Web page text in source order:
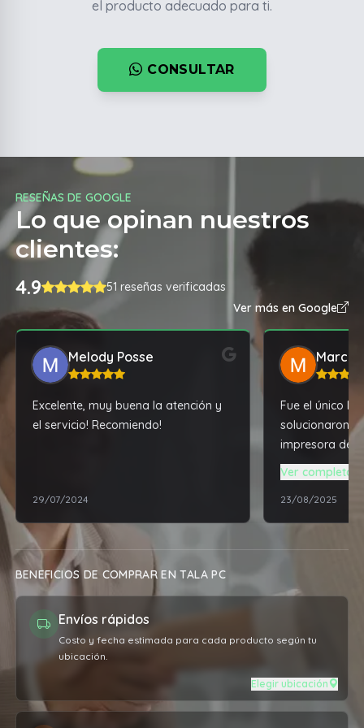
el producto adecuado para ti.
CONSULTAR
RESEÑAS DE GOOGLE
Lo que opinan nuestros
clientes:
4.9
51 reseñas verificadas
Ver más en Google
Melody Posse
Excelente, muy buena la atención y
el servicio! Recomiendo!
29/07/2024
Fue el único
solucionaron
impresora de
enviar al
siguiente . . El señor se tomó la
molestia de
yo al otro día
día a ver si
Ver completa
23/08/2025
BENEFICIOS DE COMPRAR EN TALA PC
Envíos rápidos
Costo y fecha estimada para cada producto según tu
ubicación.
Elegir ubicación